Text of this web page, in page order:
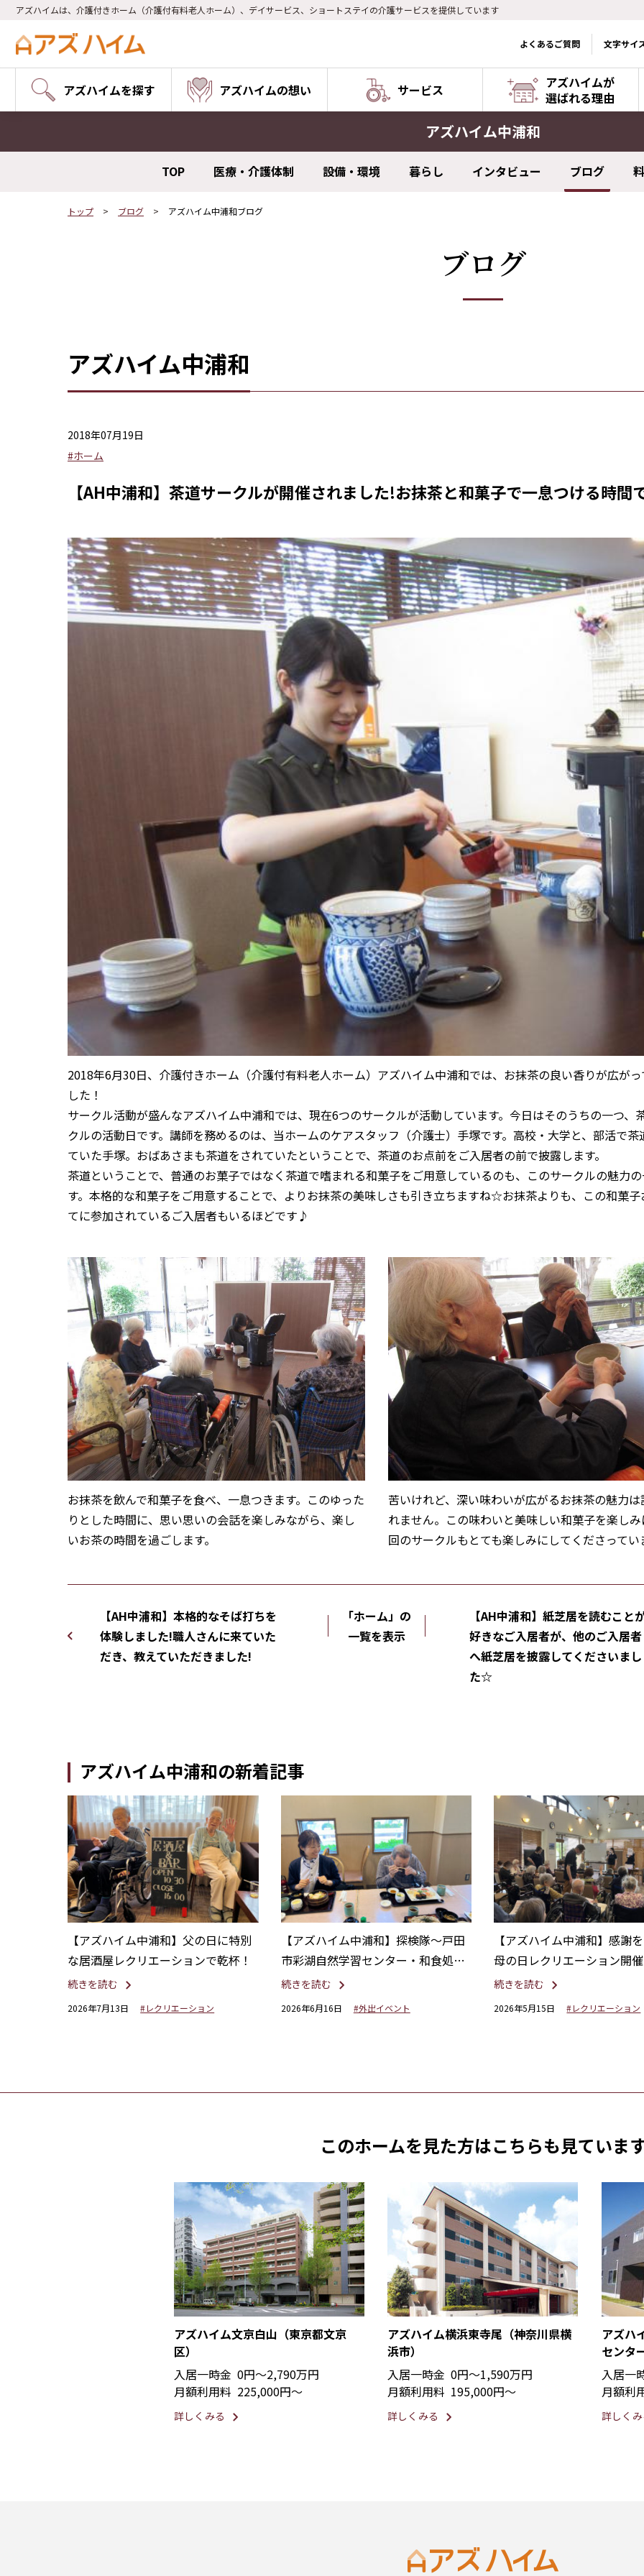
アズハイムは、介護付きホーム（介護付有料老人ホーム）、デイサービス、ショートステイの介護サービスを提供しています
よくあるご質問 文字サイ
アズハイムを探す アズハイムの想い サービス
アズハイムが
選ばれる理由
アズハイム中浦和
TOP 医療・介護体制 設備・環境 暮らし インタビュー ブログ
トップ ブログ アズハイム中浦和ブログ
ブログ
アズハイム中浦和
2018年07月19日
#ホーム
【AH中浦和】茶道サークルが開催されました!お抹茶と和菓子で一息つける時
2018年6月30日、介護付きホーム（介護付有料老人ホーム）アズハイム中浦和では、お抹茶の良い香りが広が
した！
サークル活動が盛んなアズハイム中浦和では、現在6つのサークルが活動しています。今日はそのうちの一つ、
クルの活動日です。講師を務めるのは、当ホームのケアスタッフ（介護士）手塚です。高校・大学と、部活で茶
ていた手塚。おばあさまも茶道をされていたということで、茶道のお点前をご入居者の前で披露します。
茶道ということで、普通のお菓子ではなく茶道で嗜まれる和菓子をご用意しているのも、このサークルの魅力
す。本格的な和菓子をご用意することで、よりお抹茶の美味しさも引き立ちますね☆お抹茶よりも、この和菓子
てに参加されているご入居者もいるほどです♪
お抹茶を飲んで和菓子を食べ、一息つきます。このゆった
りとした時間に、思い思いの会話を楽しみながら、楽し
いお茶の時間を過ごします。
苦いけれど、深い味わいが広がるお抹茶の魅力
れません。この味わいと美味しい和菓子を楽し
回のサークルもとても楽しみにしてくださって
【AH中浦和】本格的なそば打ちを
体験しました!職人さんに来ていた
だき、教えていただきました!
【AH中浦和】紙芝居を読むこと
好きなご入居者が、他のご入居者
へ紙芝居を披露してくださいまし
た☆
「ホーム」の
一覧を表示
アズハイム中浦和の新着記事
【アズハイム中浦和】父の日に特別
な居酒屋レクリエーションで乾杯！
続きを読む
2026年7月13日 #レクリエーション
【アズハイム中浦和】探検隊～戸田
市彩湖自然学習センター・和食処と
んでんでの昼食～
続きを読む
2026年6月16日 #外出イベント
【アズハイム中浦和】感謝
母の日レクリエーション開催
続きを読む
2026年5月15日 #レクリエーション
このホームを見た方はこちらも見ていま
アズハイム文京白山（東京都文京
区）
入居一時金 0円〜2,790万円
月額利用料 225,000円〜
詳しくみる
アズハイム横浜東寺尾（神奈川県横
浜市）
入居一時金 0円〜1,590万円
月額利用料 195,000円〜
詳しくみる
アズハ
センタ
入居一
月額利
詳しく